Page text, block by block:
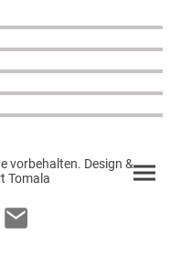
vorbehalten. Design &
Tomala